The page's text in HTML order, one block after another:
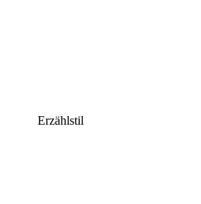
Erzählstil